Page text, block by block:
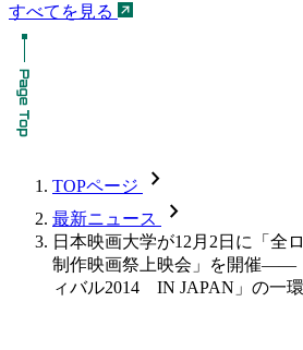
すべてを見る
TOPページ chevron_forward
最新ニュース chevron_forward
日本映画大学が12月2日に「全
制作映画祭上映会」を開催――
ィバル2014 IN JAPAN」の一環